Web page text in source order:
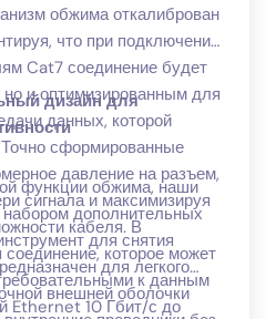
обжима откалиброван
что при подключении
Cat7 соединение будет
и оптимизированным для
данных, которой
сформированные
давление на разъем,
сигнала и максимизируя
кабеля. В
соединение, которое может
к данным
Ethernet 10 Гбит/с до
дизайн для
функции обжима, наши
дополнительных
для снятия
для легкого
внешней оболочки